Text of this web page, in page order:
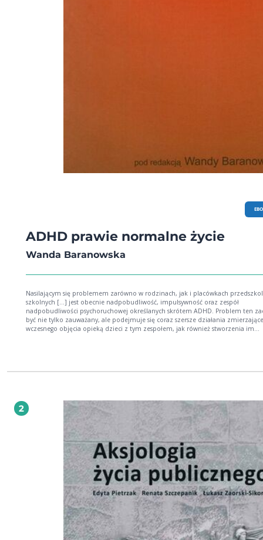
ADHD prawie normalne życie
Wanda Baranowska
Nasilającym się problemem zarówno w rodzinach, jak i placówkach
szkolnych [...] jest obecnie nadpobudliwość, impulsywność oraz zespół
nadpobudliwości psychoruchowej określanych skrótem ADHD. Problem ten
być nie tylko zauważany, ale podejmuje się coraz szersze działania
wczesnego objęcia opieką dzieci z tym zespołem, jak również stworzenia im
występujących w pracy z dzieckiem z zespołem nadpobudliwości
wspomagających. Jestem pewien, iż książka będzie istotnym wkładem z jednej strony
w przedstawienie w oparciu o rzetelne opracowania najnowszych i bardzo
konkretnych czynników mogących mieć wpływ na występowanie zespołu
nadpobudliwości psychoruchowej, z drugiej strony ukazaniem możliwości i
perspektywy praktycznie ukierunkowanej modelowej pracy z dzieckiem i jego
2